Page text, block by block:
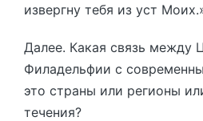
извергну тебя из уст
Далее. Какая связь между
Филадельфии с
это страны или регионы
течения?